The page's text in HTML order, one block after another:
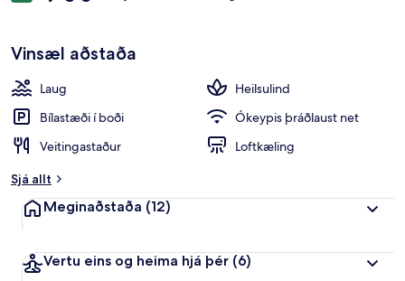
Vinsæl aðstaða
Laug
Heilsulind
Bílastæði í boði
Ókeypis þráðlaust net
Veitingastaður
Loftkæling
Sjá allt
Meginaðstaða (12)
Vertu eins og heima hjá þér (6)